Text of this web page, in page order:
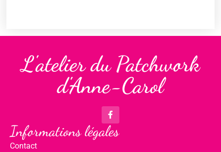
L'atelier du Patchwork
d'Anne-Carol
Informations légales
Contact